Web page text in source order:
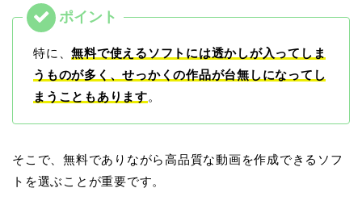
特に、無料で使えるソフトには透かしが入ってしま
うものが多く、せっかくの作品が台無しになってし
まうこともあります。
そこで、無料でありながら高品質な動画を作成できるソフ
トを選ぶことが重要です。